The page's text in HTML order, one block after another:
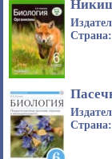
Страна:
Страна: